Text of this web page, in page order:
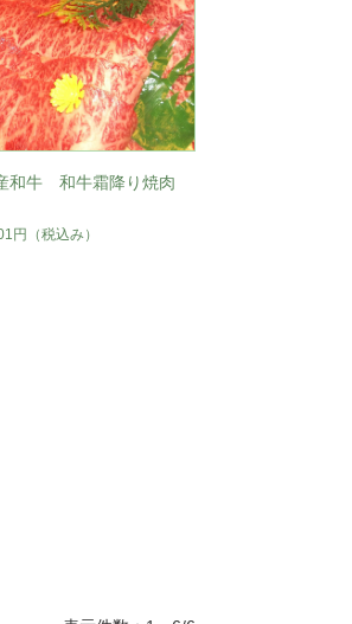
和牛 和牛霜降り焼肉
円 （税込み）